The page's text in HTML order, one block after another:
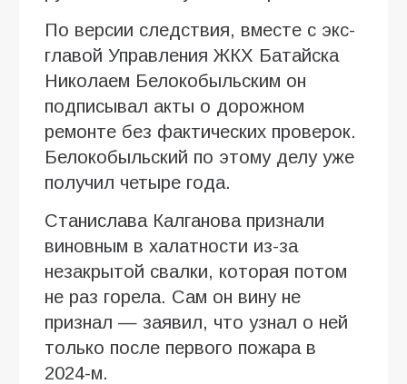
По версии следствия, вместе с экс-
главой Управления ЖКХ Батайска
Николаем Белокобыльским он
подписывал акты о дорожном
ремонте без фактических проверок.
Белокобыльский по этому делу уже
получил четыре года.
Станислава Калганова признали
виновным в халатности из-за
незакрытой свалки, которая потом
не раз горела. Сам он вину не
признал — заявил, что узнал о ней
только после первого пожара в
2024-м.